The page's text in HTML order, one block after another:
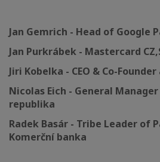
Jan Gemrich - Head of Google
Jan Purkrábek - Mastercard
Jiri Kobelka - CEO & Co-
Nicolas Eich - General
republika
Radek Basár - Tribe Leader of
Komerční banka